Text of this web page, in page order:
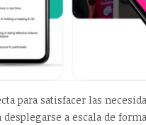
para satisfacer las
a escala de